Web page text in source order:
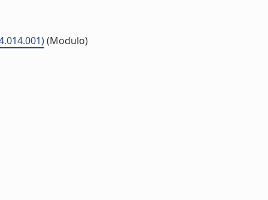
(Modulo)